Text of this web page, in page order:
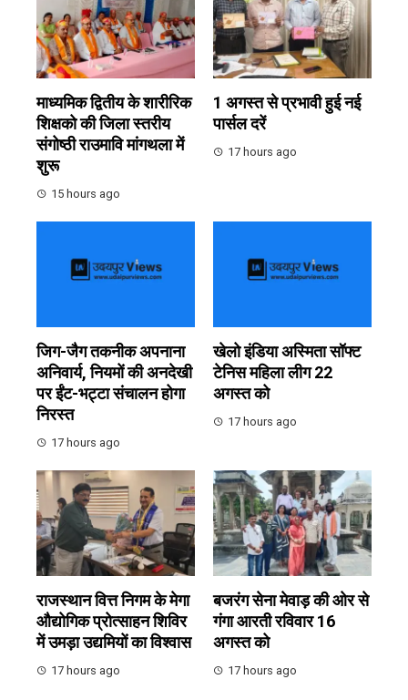
माध्यमिक द्वितीय के शारीरिक
शिक्षको की जिला स्तरीय
संगोष्ठी राउमावि मांगथला में
शुरू
15 hours ago
1 अगस्त से प्रभावी हुई नई
पार्सल दरें
17 hours ago
जिग-जैग तकनीक अपनाना
अनिवार्य, नियमों की अनदेखी
पर ईंट-भट्टा संचालन होगा
निरस्त
17 hours ago
खेलो इंडिया अस्मिता सॉफ्ट
टेनिस महिला लीग 22
अगस्त को
17 hours ago
राजस्थान वित्त निगम के मेगा
औद्योगिक प्रोत्साहन शिविर
में उमड़ा उद्यमियों का विश्वास
17 hours ago
बजरंग सेना मेवाड़ की ओर से
गंगा आरती रविवार 16
अगस्त को
17 hours ago